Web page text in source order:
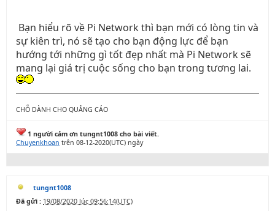
Bạn hiểu rõ về Pi Network thì bạn mới có lòng tin và
sự kiên trì, nó sẽ tạo cho bạn động lực để bạn
hướng tới những gì tốt đẹp nhất mà Pi Network sẽ
mang lại giá trị cuộc sống cho bạn trong tương lai.
CHỖ DÀNH CHO QUẢNG CÁO
1 người cảm ơn tungnt1008 cho bài viết.
Chuyenkhoan trên 08-12-2020(UTC) ngày
tungnt1008
Đã gửi : 19/08/2020 lúc 09:56:14(UTC)